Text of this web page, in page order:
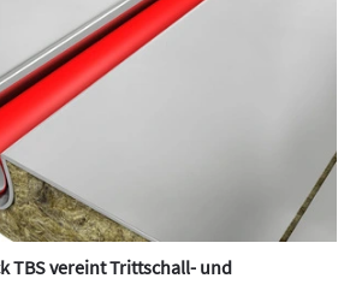
TBS vereint Trittschall- und